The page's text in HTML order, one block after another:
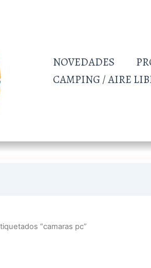
NOVEDADES
CAMPING / AIRE
“camaras pc”